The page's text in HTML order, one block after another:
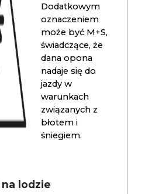
Dodatkowym
oznaczeniem
może być M+S,
świadczące, że
dana opona
nadaje się do
jazdy w
warunkach
związanych z
błotem i
śniegiem.
lodzie